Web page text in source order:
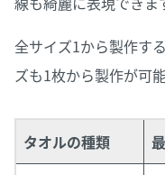
全サイズ1から製作す
ズも1枚から製作が可能
タオルの種類